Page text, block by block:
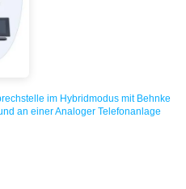
im Hybridmodus mit Behnke
an einer Analoger Telefonanlage